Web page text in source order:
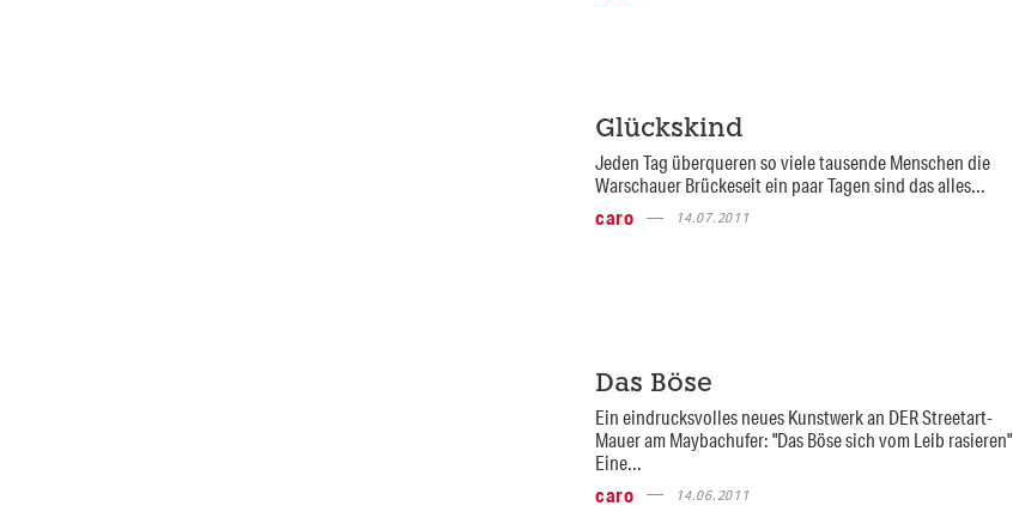
Glückskind
Jeden Tag überqueren so viele tausende Menschen die
Warschauer Brückeseit ein paar Tagen sind das alles...
caro
14.07.2011
Das Böse
Ein eindrucksvolles neues Kunstwerk an DER Streetart-
Mauer am Maybachufer: "Das Böse sich vom Leib rasieren"
Eine...
caro
14.06.2011